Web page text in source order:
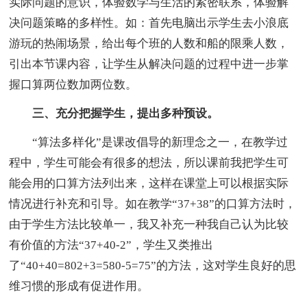
决问题策略的多样性。如：首先电脑出示学生去小浪底
游玩的热闹场景，给出每个班的人数和船的限乘人数，
引出本节课内容，让学生从解决问题的过程中进一步掌
握口算两位数加两位数。
三、充分把握学生，提出多种预设。
“算法多样化”是课改倡导的新理念之一，在教学过
程中，学生可能会有很多的想法，所以课前我把学生可
能会用的口算方法列出来，这样在课堂上可以根据实际
情况进行补充和引导。如在教学“37+38”的口算方法时，
由于学生方法比较单一，我又补充一种我自己认为比较
有价值的方法“37+40-2”，学生又类推出
了“40+40=802+3=580-5=75”的方法，这对学生良好的思
维习惯的形成有促进作用。